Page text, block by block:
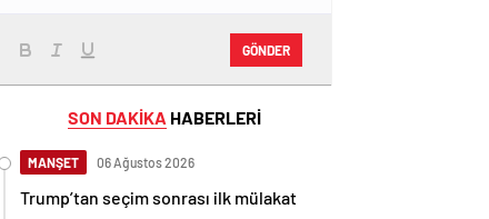
GÖNDER
SON DAKİKA HABERLERİ
MANŞET 06 Ağustos 2026
Trump’tan seçim sonrası ilk mülakat